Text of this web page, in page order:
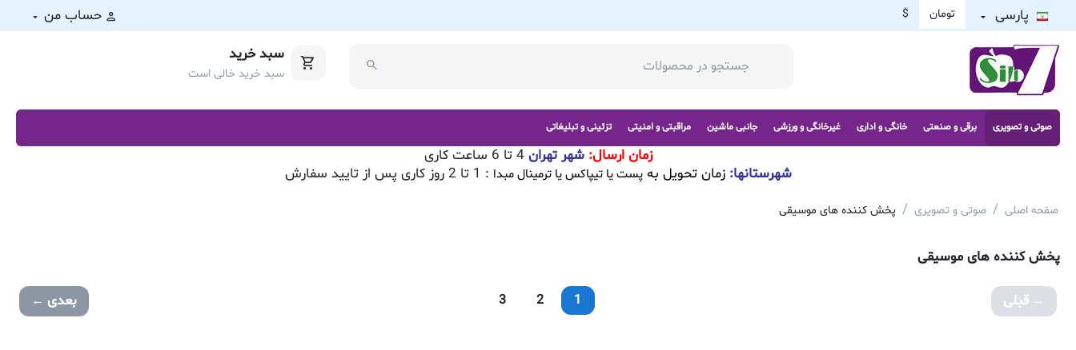
پارسی تومان $ حساب من
سبد خرید
سبد خرید خالی است
صوتی و تصویری برقی و صنعتی خانگی و اداری غیرخانگی و ورزشی جانبی ماشین مراقبتی و امنیتی تزئینی و تبلیغاتی
زمان ارسال:شهر تهران 4 تا 6 ساعت کاری
شهرستانها:زمان تحویل بهپست یا تیپاکس یا ترمینال مبدا : 1 تا 2 روز کاری پس از تایید سفارش
صفحه اصلی / صوتی و تصویری / پخش کننده های موسیقی
پخش کننده های موسیقی
قبلی 1
2
3 بعدی